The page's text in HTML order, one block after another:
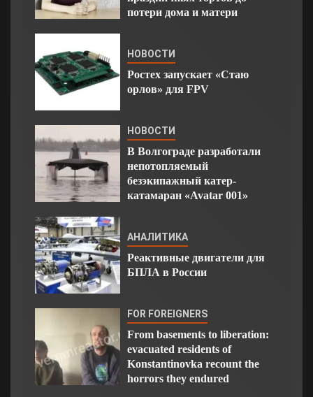
потери дома и матери
НОВОСТИ
Ростех запускает «Стаю
орлов» для FPV
НОВОСТИ
В Волгограде разработали
непотопляемый
безэкипажный катер-
катамаран «Avatar 001»
АНАЛИТИКА
Реактивные двигатели для
БПЛА в России
FOR FOREIGNERS
From basements to liberation:
evacuated residents of
Konstantinovka recount the
horrors they endured